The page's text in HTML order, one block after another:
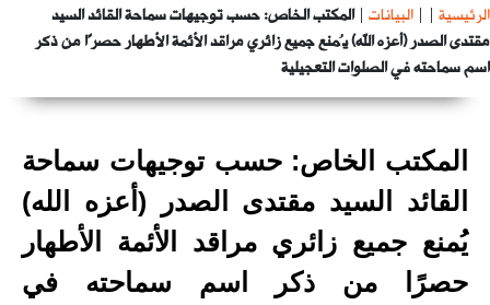
الرئيسية |
| البيانات |المكتب الخاص: حسب توجيهات سماحة القائد السيد
مقتدى الصدر (أعزه الله) يُمنع جميع زائري مراقد الأئمة الأطهار حصرًا من ذكر
اسم سماحته في الصلوات التعجيلية
المكتب الخاص: حسب توجيهات سماحة
القائد السيد مقتدى الصدر (أعزه الله)
يُمنع جميع زائري مراقد الأئمة الأطهار
حصرًا من ذكر اسم سماحته في